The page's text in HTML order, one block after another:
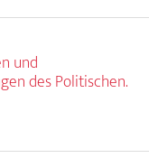
und
des Politischen.